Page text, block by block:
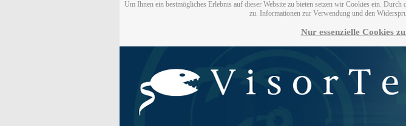
Um Ihnen ein bestmögliches Erlebnis auf dieser Website zu bieten setzen wir Cookies ein.
zu. Informationen zur Verwendung und den
Nur essenzielle Cookies